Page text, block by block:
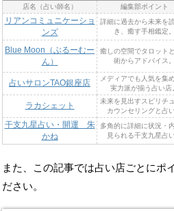
店名（占い師名） 編集部ポイント
リアンコミュニケーショ
ンズ
詳細に過去から未来を
き、癒す手相鑑定。
Blue Moon（ぶるーむー
ん）
癒しの空間でタロット
術からアドバイス。
占いサロンTAO銀座店
メディアでも人気を集め
実力派が揃う占い店。
ラカシェット
未来を見出すスピリチ
カウンセリングと占い
干支九星占い・開運 朱
かね
多角的に詳細に状況・
見られる干支九星占い
また、この記事では占い店ごとにポ
ださい。